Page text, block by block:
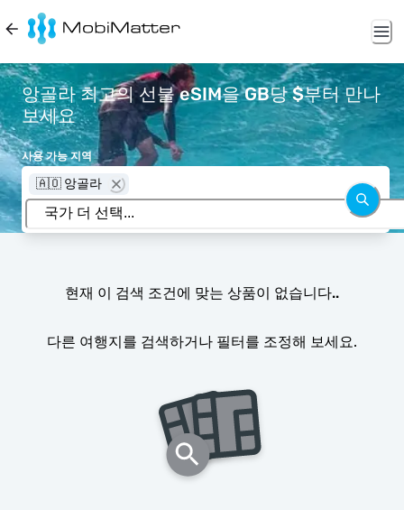
앙골라 최고의 선불 eSIM을 GB당 $부터 만나
보세요
사용 가능 지역
🇦🇴 앙골라
현재 이 검색 조건에 맞는 상품이 없습니다..
다른 여행지를 검색하거나 필터를 조정해 보세요.